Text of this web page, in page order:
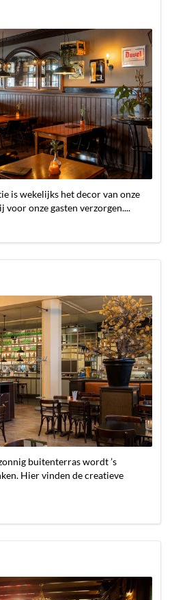
is wekelijks het decor van onze
onze gasten verzorgen....
buitenterras wordt ’s
Hier vinden de creatieve